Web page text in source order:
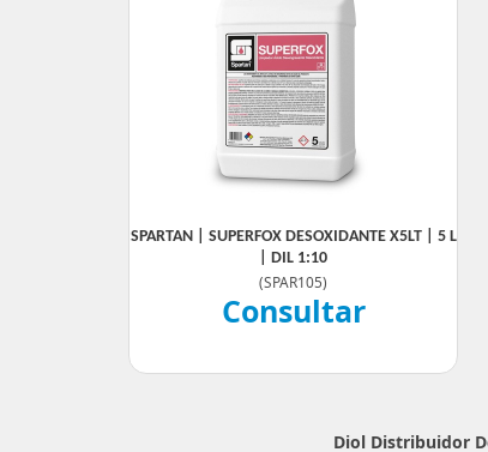
SPARTAN | SUPERFOX DESOXIDANTE X5LT | 5 L
| DIL 1:10
(SPAR105)
Consultar
Diol Distribuidor